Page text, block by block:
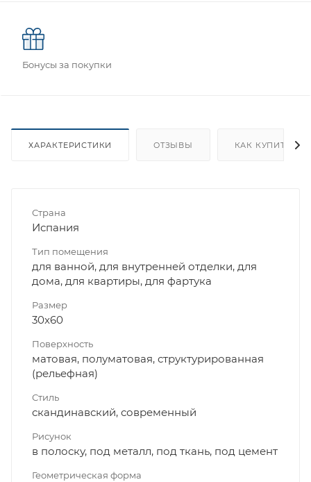
Бонусы за покупки
ХАРАКТЕРИСТИКИ ОТЗЫВЫ КАК КУПИТЬ
Страна
Испания
Тип помещения
для ванной, для внутренней отделки, для
дома, для квартиры, для фартука
Размер
30x60
Поверхность
матовая, полуматовая, структурированная
(рельефная)
Стиль
скандинавский, современный
Рисунок
в полоску, под металл, под ткань, под цемент
Геометрическая форма